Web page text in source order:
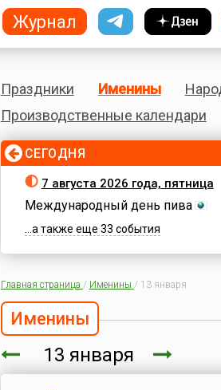
Праздники Именины
Производственные календари
СЕГОДНЯ
7 августа 2026 года, пятница
Международный день пива
...а также еще 33 события
Главная страница / Именины / 13 января
Именины
13 января
Журнал